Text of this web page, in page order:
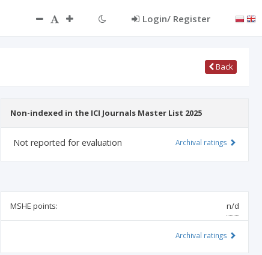
Login/ Register
Back
Non-indexed in the ICI Journals Master List 2025
Not reported for evaluation Archival ratings
MSHE points: n/d
Archival ratings